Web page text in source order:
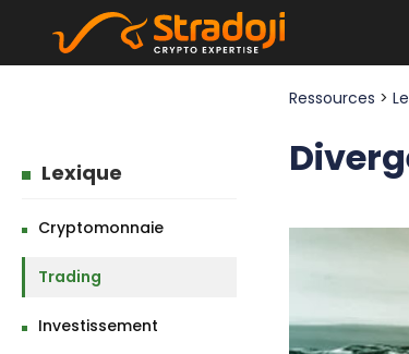
Lexique
Cryptomonnaie
Trading
Investissement
Ressources >